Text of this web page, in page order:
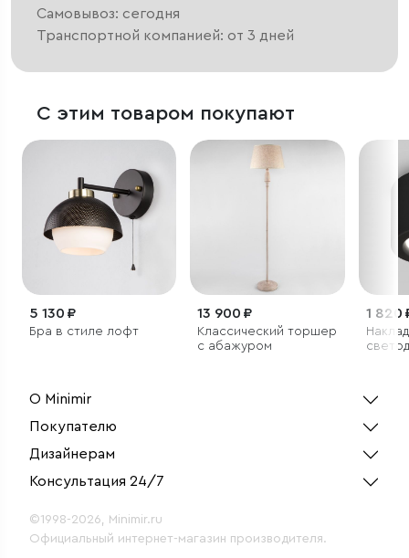
Самовывоз: сегодня
Транспортной компанией: от 3 дней
С этим товаром покупают
5 130 ₽
Бра в стиле лофт
13 900 ₽
Классический торшер
с абажуром
1 820
О Minimir
Покупателю
Дизайнерам
Консультация 24/7
©1998-2026, Minimir.ru
Официальный интернет-магазин производителя.